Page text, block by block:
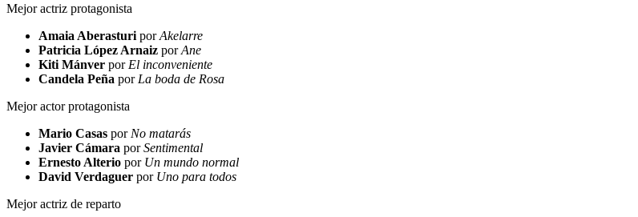
Mejor actriz protagonista
Amaia Aberasturi porAkelarre
Patricia López Arnaiz porAne
Kiti Mánver por El inconveniente
Candela Peña por La boda de Rosa
Mejor actor protagonista
Mario Casas por No matarás
Javier Cámara porSentimental
Ernesto Alterio por Un mundo normal
David Verdaguer por Uno para todos
Mejor actriz de reparto